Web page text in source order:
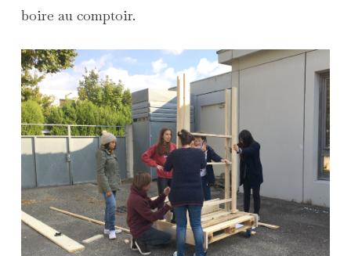
boire au comptoir.